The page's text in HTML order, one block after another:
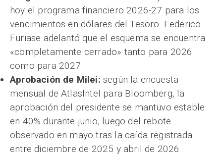
hoy el programa financiero 2026-27 para los
vencimientos en dólares del Tesoro. Federico
Furiase adelantó que el esquema se encuentra
«completamente cerrado» tanto para 2026
como para 2027.
Aprobación de Milei: según la encuesta
mensual de AtlasIntel para Bloomberg, la
aprobación del presidente se mantuvo estable
en 40% durante junio, luego del rebote
observado en mayo tras la caída registrada
entre diciembre de 2025 y abril de 2026.